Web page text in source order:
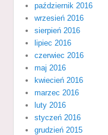
październik 2016
wrzesień 2016
sierpień 2016
lipiec 2016
czerwiec 2016
maj 2016
kwiecień 2016
marzec 2016
luty 2016
styczeń 2016
grudzień 2015